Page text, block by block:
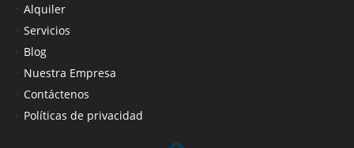
Alquiler
Servicios
Blog
Nuestra Empresa
Contáctenos
Políticas de privacidad